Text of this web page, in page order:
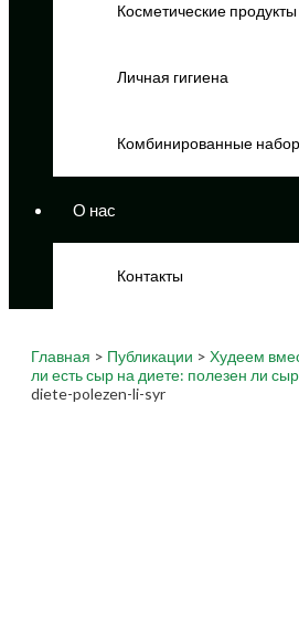
Косметические продукты
Личная гигиена
Комбинированные
О нас
Контакты
Главная > Публикации > Худеем
ли есть сыр на диете: полезен ли
diete-polezen-li-syr